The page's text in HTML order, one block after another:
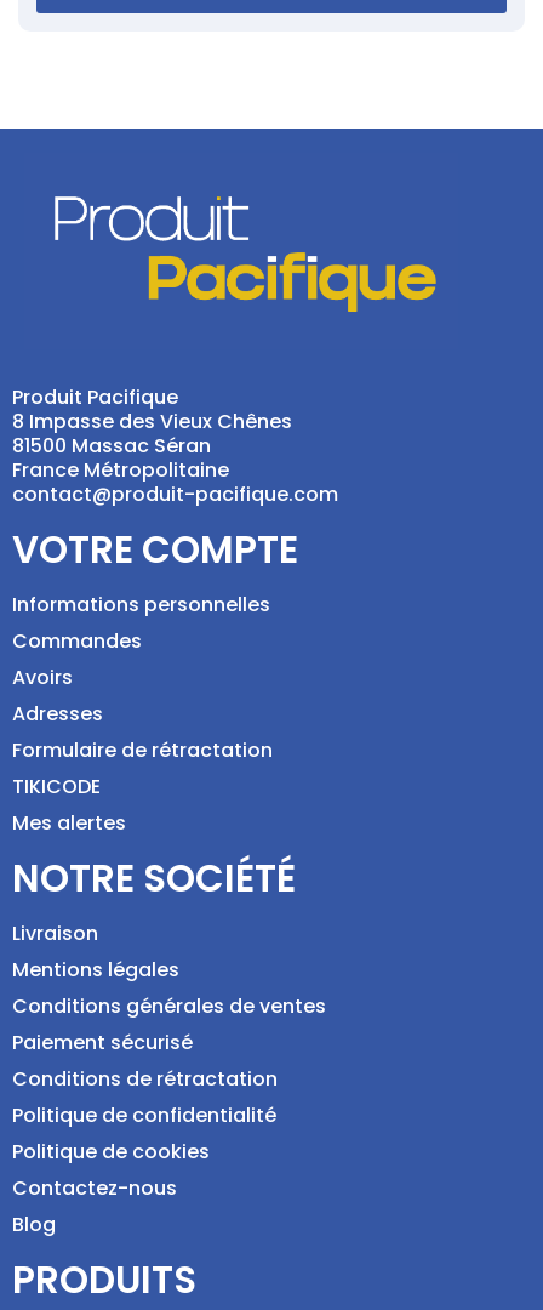
Produit Pacifique
8 Impasse des Vieux Chênes
81500 Massac Séran
France Métropolitaine
contact@produit-pacifique.com
VOTRE COMPTE
Informations personnelles
Commandes
Avoirs
Adresses
Formulaire de rétractation
TIKICODE
Mes alertes
NOTRE SOCIÉTÉ
Livraison
Mentions légales
Conditions générales de ventes
Paiement sécurisé
Conditions de rétractation
Politique de confidentialité
Politique de cookies
Contactez-nous
Blog
PRODUITS